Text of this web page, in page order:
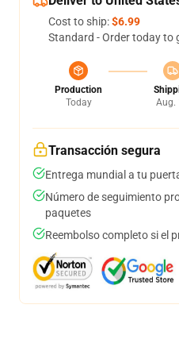
Cost to ship:$6.99
Standard - Order today to
Production
Today
Aug.
Transacción segura
Entrega mundial a tu
Número de seguimiento
paquetes
Reembolso completo si el